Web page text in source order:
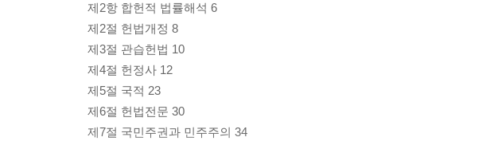
제2항 합헌적 법률해석 6
제2절 헌법개정 8
제3절 관습헌법 10
제4절 헌정사 12
제5절 국적 23
제6절 헌법전문 30
제7절 국민주권과 민주주의 34